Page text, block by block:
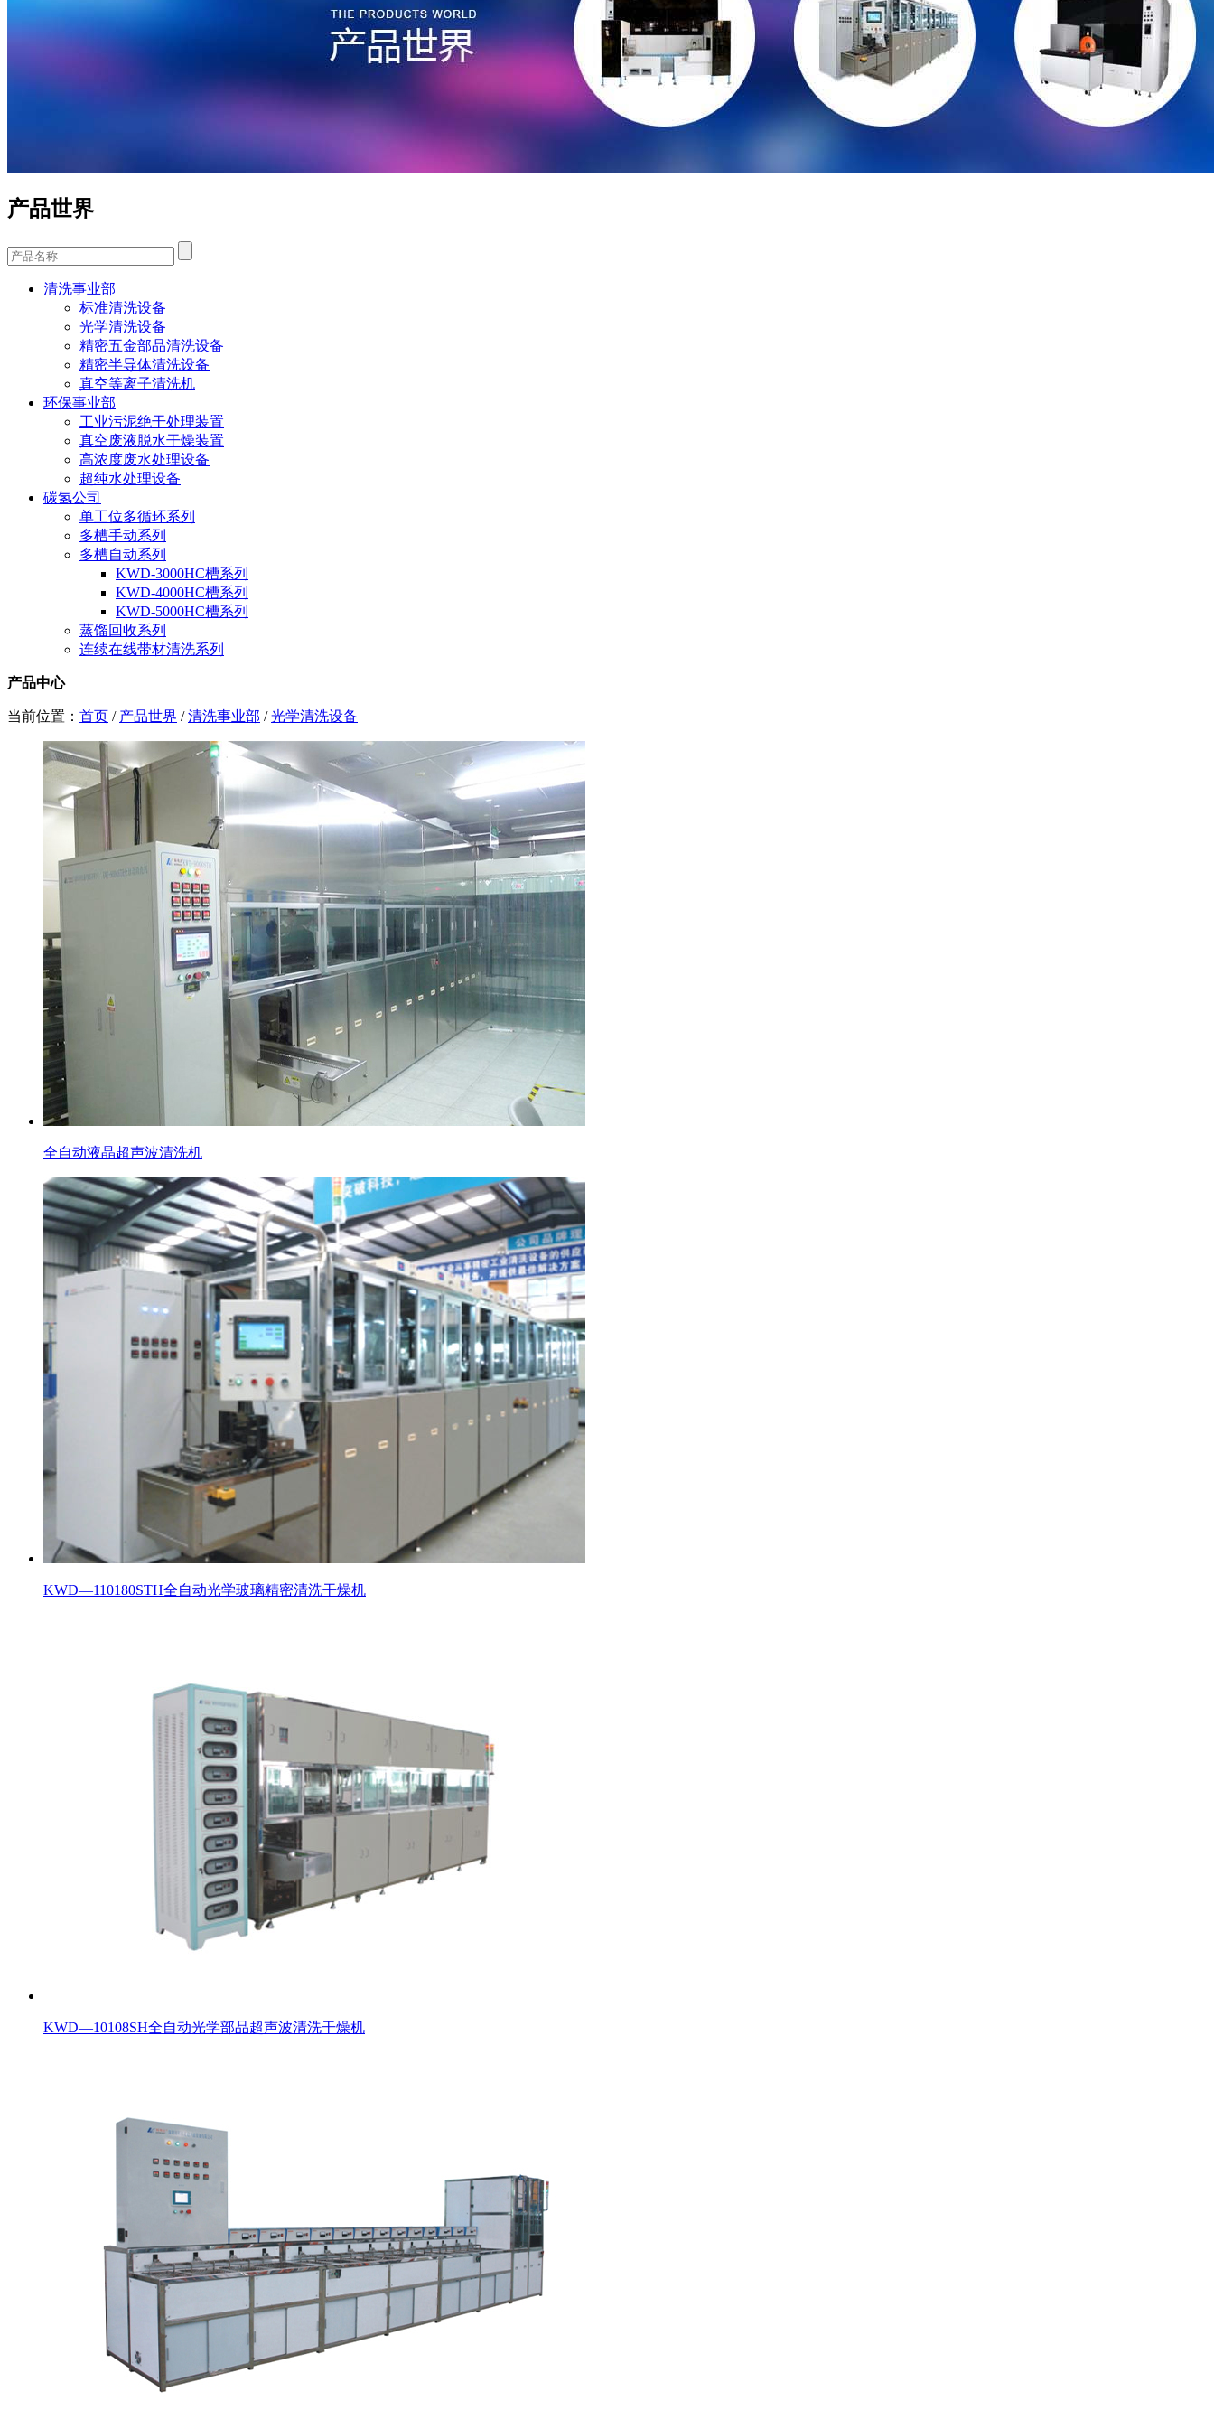
产品世界
清洗事业部
标准清洗设备
光学清洗设备
精密五金部品清洗设备
精密半导体清洗设备
真空等离子清洗机
环保事业部
工业污泥绝干处理装置
真空废液脱水干燥装置
高浓度废水处理设备
超纯水处理设备
碳氢公司
单工位多循环系列
多槽手动系列
多槽自动系列
KWD-3000HC槽系列
KWD-4000HC槽系列
KWD-5000HC槽系列
蒸馏回收系列
连续在线带材清洗系列
产品中心
当前位置： 首页 / 产品世界 /清洗事业部 /光学清洗设备
全自动液晶超声波清洗机
KWD—110180STH全自动光学玻璃精密清洗干燥机
KWD—10108SH全自动光学部品超声波清洗干燥机